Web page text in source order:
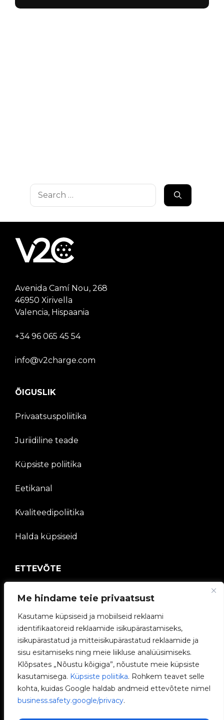
Me hindame teie privaatsust
Kasutame küpsiseid ja mobiilseid reklaami
identifikaatoreid reklaamide isikupärastamiseks,
isikupärastatud ja mitteisikupärastatud reklaamide ja
sisu esitamiseks ning meie liikluse analüüsimiseks.
Klõpsates „Nõustu kõigiga”, nõustute meie küpsiste
kasutamisega. Küpsiste poliitika. Rohkem teavet selle
kohta, kuidas Google haldab andmeid ettevõtete nimel
business.safety.google/privacy.
Search
Avenida Camí Nou, 268
46950 Xirivella
Valencia, Hispaania
+34 96 065 45 54
info@v2charge.com
ÕIGUSLIK
Privaatsuspoliitika
Juriidiline teade
Küpsiste poliitika
Eetikanal
Kvaliteedipoliitika
Halda küpsiseid
ETTEVÕTE
V2C kogukond
Töötage meiega
e-Laadijad
V2C Power
V2C Cloud